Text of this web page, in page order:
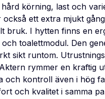
körning, last och
också ett extra mjukt
bruk. I hytten finns en
toalettmodul. Den
sikt runtom.
rymmer en kraftig
och kontroll även i hög
och kvalitet i samma